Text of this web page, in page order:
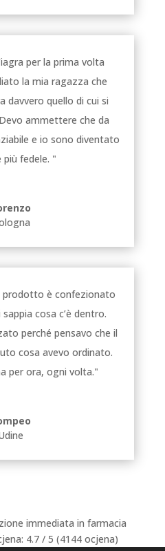
per la prima volta
la mia ragazza che
davvero quello di cui si
ammettere che da
e io sono diventato
più fedele. "
prodotto è confezionato
cosa c’è dentro.
perché pensavo che il
cosa avevo ordinato.
per ora, ogni volta."
immediata in farmacia
4.7 / 5 (4144 ocjena)